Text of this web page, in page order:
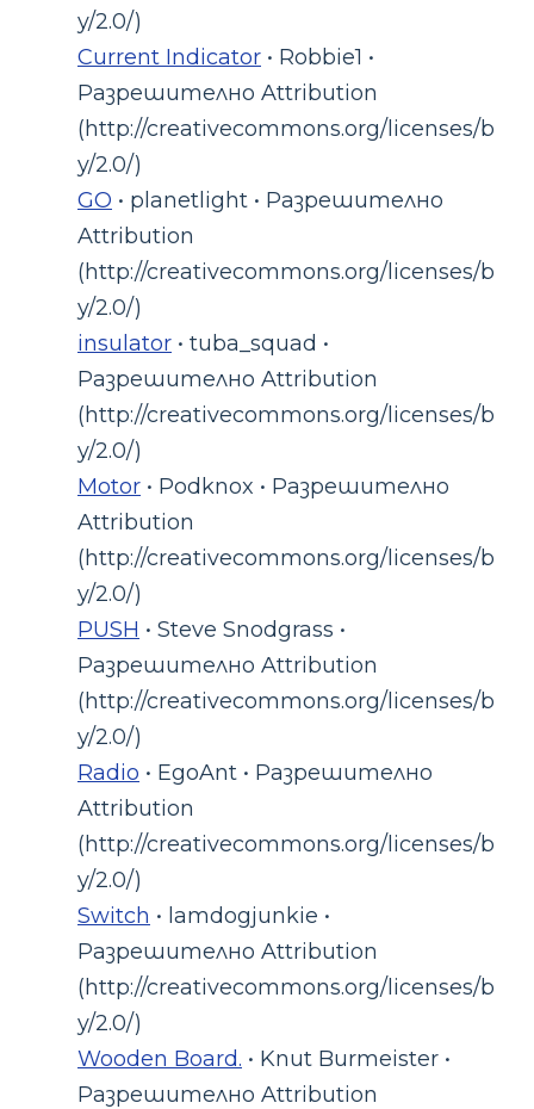
y/2.0/)
Current Indicator • Robbie1 •
Разрешително Attribution
(http://creativecommons.org/licenses/b
y/2.0/)
GO • planetlight • Разрешително
Attribution
(http://creativecommons.org/licenses/b
y/2.0/)
insulator • tuba_squad •
Разрешително Attribution
(http://creativecommons.org/licenses/b
y/2.0/)
Motor • Podknox • Разрешително
Attribution
(http://creativecommons.org/licenses/b
y/2.0/)
PUSH • Steve Snodgrass •
Разрешително Attribution
(http://creativecommons.org/licenses/b
y/2.0/)
Radio • EgoAnt • Разрешително
Attribution
(http://creativecommons.org/licenses/b
y/2.0/)
Switch • lamdogjunkie •
Разрешително Attribution
(http://creativecommons.org/licenses/b
y/2.0/)
Wooden Board. • Knut Burmeister •
Разрешително Attribution